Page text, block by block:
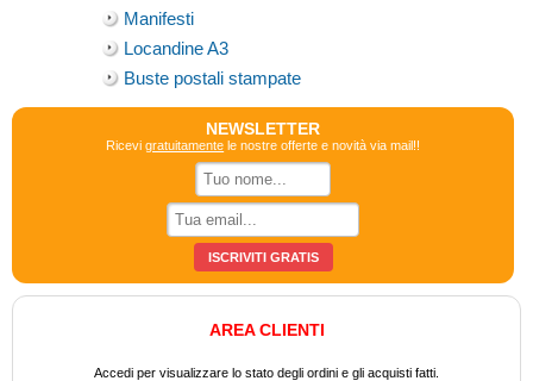
Manifesti
Locandine A3
Buste postali stampate
NEWSLETTER
Ricevigratuitamente le nostre offerte e novità via mail!!
AREA CLIENTI
Accedi per visualizzare lo stato degli ordini e gli acquisti fatti.